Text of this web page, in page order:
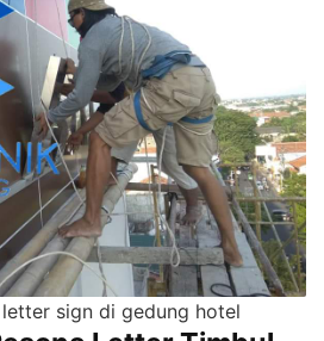
sign di gedung hotel